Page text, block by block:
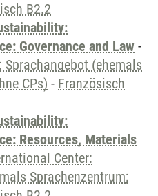
B2.2
Governance and Law -
(ehemals
CPs) - Französisch
Resources, Materials
Center:
Sprachenzentrum;